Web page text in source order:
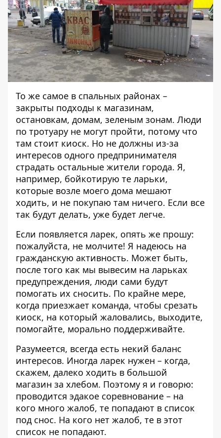
То же самое в спальных районах –
закрыты подходы к магазинам,
остановкам, домам, зеленым зонам. Люди
по тротуару не могут пройти, потому что
там стоит киоск. Но не должны из-за
интересов одного предпринимателя
страдать остальные жители города. Я,
например, бойкотирую те ларьки,
которые возле моего дома мешают
ходить, и не покупаю там ничего. Если все
так будут делать, уже будет легче.
Если появляется ларек, опять же прошу:
пожалуйста, не молчите! Я надеюсь на
гражданскую активность. Может быть,
после того как мы вывесим на ларьках
предупреждения, люди сами будут
помогать их сносить. По крайне мере,
когда приезжает команда, чтобы срезать
киоск, на который жаловались, выходите,
помогайте, морально поддерживайте.
Разумеется, всегда есть некий баланс
интересов. Иногда ларек нужен – когда,
скажем, далеко ходить в большой
магазин за хлебом. Поэтому я и говорю:
проводится эдакое соревнование – на
кого много жалоб, те попадают в список
под снос. На кого нет жалоб, те в этот
список не попадают.